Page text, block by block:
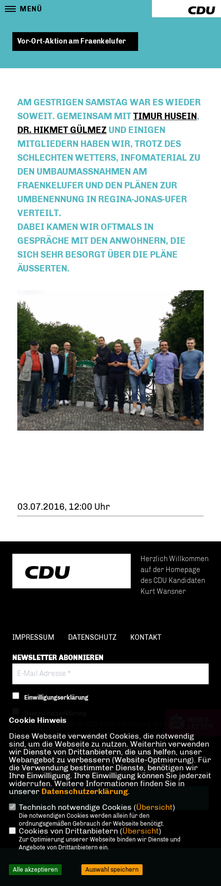
MENÜ
Vor-Ort-Aktion am Fraenkelufer
AM GESTRIGEN SAMSTAG WAR ES WIEDER
SOWEIT. GEMEINSAM MITTIMUR HUSEIN,
DR. HIKMET GÜLMEZ UND EINIGEN
MITGLIEDERN HABEN WIR, TROTZ DES
SCHLECHTEN WETTERS, INFOMATERIAL ZU
DEN UMBAUMASSNAHMEN AM F
RAENKELUFER UND DEN PLÄNEN ZUR
UMBENENNUNG IN REGINA-JONAS-UFER V
ERTEILT.
DABEI KAMEN WIR OFTMALS IN
GESPRÄCHE MIT DEN ANWOHNERN, DIE
SICH SEHR BESORGT ÜBER DIE PLÄNE
ÄUSSERTEN.
03.07.2016, 12:00 Uhr
Herzlich Willkommen
auf der Homepage
des CDU Kandidaten
Kurt Wansner
IMPRESSUM DATENSCHUTZ KONTAKT
NEWSLETTER ABONNIEREN
Einwilligungserklärung
Hiermit berechtige ich die CDU Berlin zur Nutzung der Daten im Sinn
der nachfolgenden Datenschutzerklärung.*
Anti-Roboter-Verifizierung
Hier klicken
Friendly Captcha ⇗
* Pflichtfeld!
Alle Rechte vorbehalten.
Cookie Hinweis
Diese Webseite verwendet Cookies, die notwendig
sind, um die Webseite zu nutzen. Weiterhin verwenden
wir Dienste von Drittanbietern, die uns helfen, unser
Webangebot zu verbessern (Website-Optmierung). Für
die Verwendung bestimmter Dienste, benötigen wir
Ihre Einwilligung. Ihre Einwilligung können Sie jederzeit
widerrufen. Weitere Informationen finden Sie in
unserer Datenschutzerklärung.
Technisch notwendige Cookies (Übersicht)
Die notwendigen Cookies werden allein für den
ordnungsgemäßen Gebrauch der Webseite benötigt.
Cookies von Drittanbietern (Übersicht)
Zur Optimierung unserer Webseite binden wir Dienste und
Angebote von Drittanbietern ein.
Alle akzeptieren Auswahl speichern